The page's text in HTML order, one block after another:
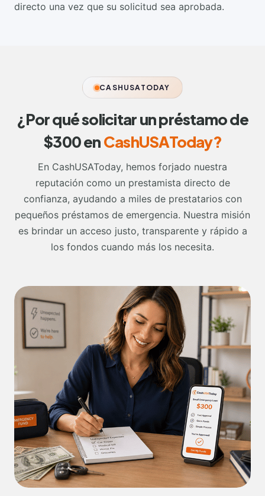
directo una vez que su solicitud sea aprobada.
CASHUSATODAY
¿Por qué solicitar un préstamo de
$300 enCashUSAToday?
En CashUSAToday, hemos forjado nuestra
reputación como un prestamista directo de
confianza, ayudando a miles de prestatarios con
pequeños préstamos de emergencia. Nuestra misión
es brindar un acceso justo, transparente y rápido a
los fondos cuando más los necesita.